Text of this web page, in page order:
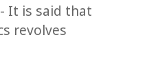
It is said that
revolves